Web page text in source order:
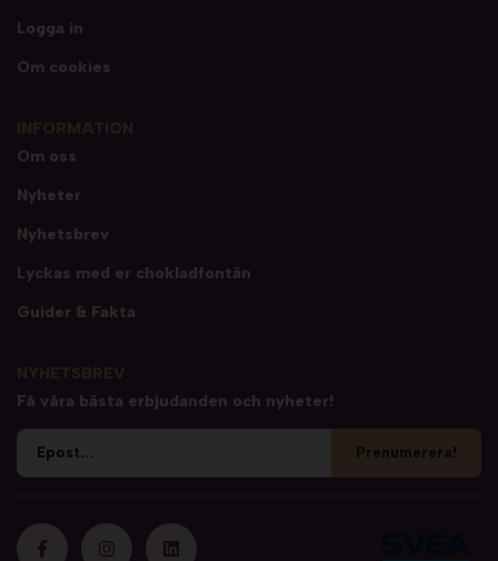
Logga in
Om cookies
Om oss
Nyheter
Nyhetsbrev
Lyckas med er chokladfontän
Guider & Fakta
Få våra bästa erbjudanden och nyheter!
Prenumerera!